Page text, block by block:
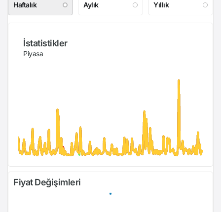
Haftalık Aylık Yıllık
İstatistikler
Piyasa
Fiyat Değişimleri